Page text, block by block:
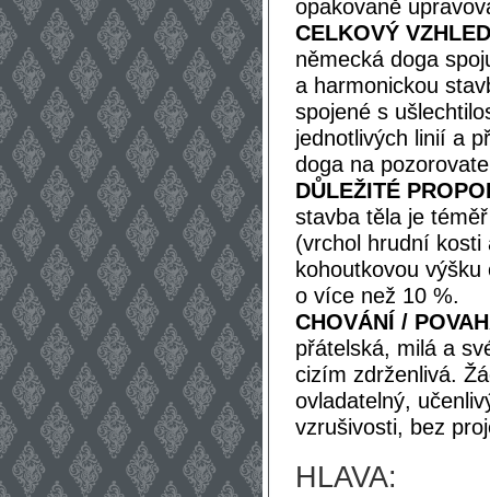
opakovaně
CELKOVÝ
německá doga
a harmonickou
spojené s
jednotlivých linií a
doga na
DŮLEŽITÉ
stavba těla je
(vrchol hrudní kosti
kohoutkovou
o více než 10 %.
CHOVÁNÍ /
přátelská, milá a
cizím zdrženlivá.
ovladatelný,
vzrušivosti, bez
HLAVA: